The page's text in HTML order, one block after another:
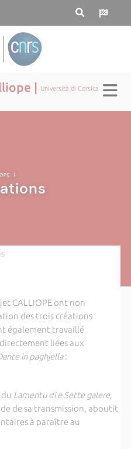
| Università di Corsica
|
CALLIOPE ont non
des trois créations
également travaillé
liées aux
in paghjella:
Lamentu di e Sette galere,
de sa transmission, aboutit
à paraître au